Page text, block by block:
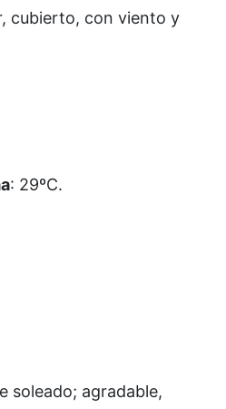
cubierto, con viento y
: 29ºC.
soleado; agradable,